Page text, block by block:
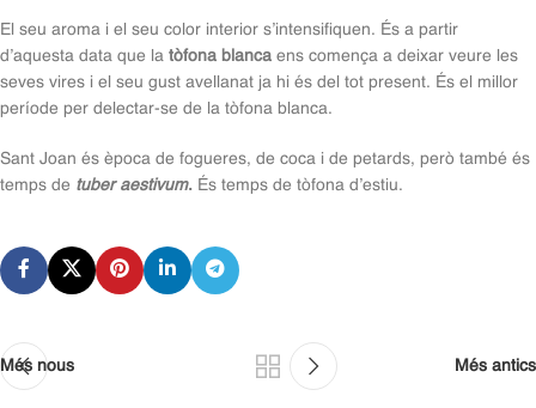
El seu aroma i el seu color interior s’intensifiquen. És a partir
d’aquesta data que la tòfona blanca ens comença a deixar veure les
seves vires i el seu gust avellanat ja hi és del tot present. És el millor
període per delectar-se de la tòfona blanca.
Sant Joan és època de fogueres, de coca i de petards, però també és
temps de tuber aestivum. És temps de tòfona d’estiu.
Més nous Més antics